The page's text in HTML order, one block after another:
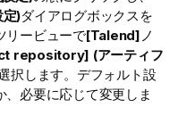
)ダイアログボックスを
リービューで[Talend] ノ
repository] (アーティフ
択します。デフォルト設
必要に応じて変更しま